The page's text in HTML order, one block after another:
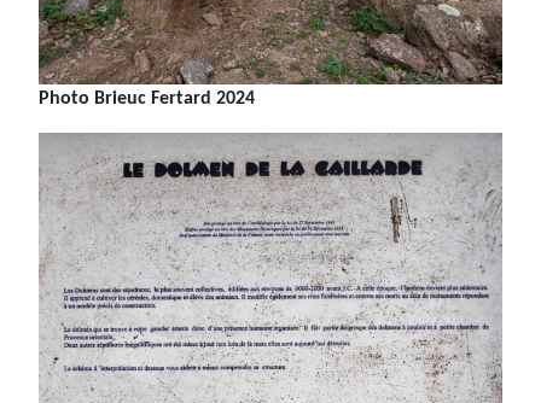
Photo Brieuc Fertard 2024